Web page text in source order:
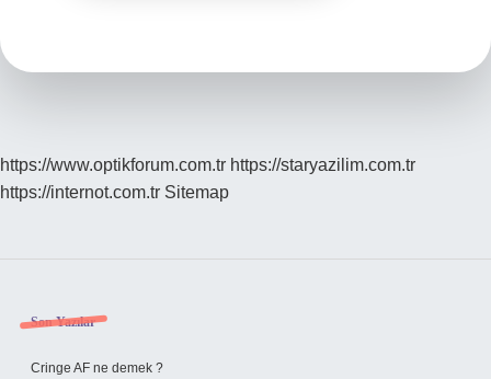
https://www.optikforum.com.tr https://staryazilim.com.tr
https://internot.com.tr Sitemap
Sidebar
Son Yazılar
Cringe AF ne demek ?